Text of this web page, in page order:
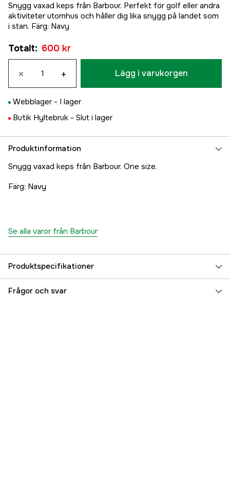
Snygg vaxad keps från Barbour. Perfekt för golf eller andra
aktiviteter utomhus och håller dig lika snygg på landet som
i stan. Färg: Navy
Totalt: 600 kr
× + Lägg i varukorgen
Webblager - I lager
Butik Hyltebruk - Slut i lager
Produktinformation
Snygg vaxad keps från Barbour. One size.
Färg: Navy
Se alla varor från Barbour
Produktspecifikationer
Färgton Blå
Frågor och svar